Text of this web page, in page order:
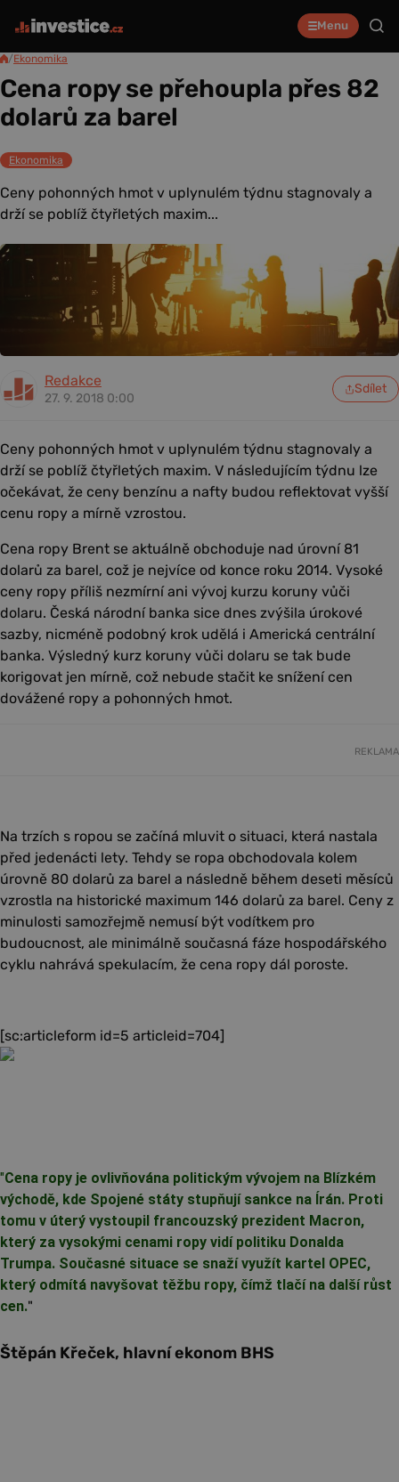
Menu
/Ekonomika
Cena ropy se přehoupla přes 82
dolarů za barel
Ekonomika
Ceny pohonných hmot v uplynulém týdnu stagnovaly a
drží se poblíž čtyřletých maxim...
Redakce
27. 9. 2018 0:00
Sdílet
Ceny pohonných hmot v uplynulém týdnu stagnovaly a
drží se poblíž čtyřletých maxim. V následujícím týdnu lze
očekávat, že ceny benzínu a nafty budou reflektovat vyšší
cenu ropy a mírně vzrostou.
Cena ropy Brent se aktuálně obchoduje nad úrovní 81
dolarů za barel, což je nejvíce od konce roku 2014. Vysoké
ceny ropy příliš nezmírní ani vývoj kurzu koruny vůči
dolaru. Česká národní banka sice dnes zvýšila úrokové
sazby, nicméně podobný krok udělá i Americká centrální
banka. Výsledný kurz koruny vůči dolaru se tak bude
korigovat jen mírně, což nebude stačit ke snížení cen
dovážené ropy a pohonných hmot.
REKLAMA
Na trzích s ropou se začíná mluvit o situaci, která nastala
před jedenácti lety. Tehdy se ropa obchodovala kolem
úrovně 80 dolarů za barel a následně během deseti měsíců
vzrostla na historické maximum 146 dolarů za barel. Ceny z
minulosti samozřejmě nemusí být vodítkem pro
budoucnost, ale minimálně současná fáze hospodářského
cyklu nahrává spekulacím, že cena ropy dál poroste.
[sc:articleform id=5 articleid=704]
"Cena ropy je ovlivňována politickým vývojem na Blízkém
východě, kde Spojené státy stupňují sankce na Írán. Proti
tomu v úterý vystoupil francouzský prezident Macron,
který za vysokými cenami ropy vidí politiku Donalda
Trumpa. Současné situace se snaží využít kartel OPEC,
který odmítá navyšovat těžbu ropy, čímž tlačí na další růst
cen."
Štěpán Křeček, hlavní ekonom BHS